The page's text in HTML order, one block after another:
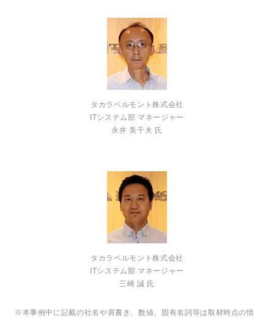
タカラベルモント株式会社
ITシステム部 マネージャー
永井 美千夫 氏
タカラベルモント株式会社
ITシステム部 マネージャー
三崎 誠 氏
※本事例中に記載の社名や肩書き、数値、固有名詞等は取材時点の情